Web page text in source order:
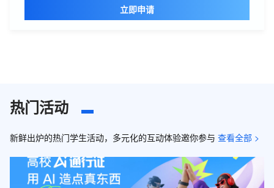
立即申请
热门活动
新鲜出炉的热门学生活动，多元化的互动体验邀你参与 查看全部 >